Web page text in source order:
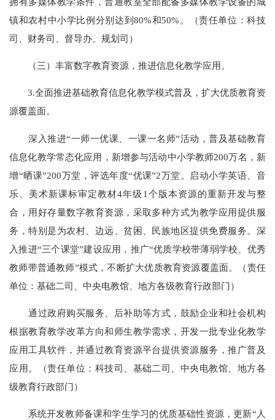
镇和农村中小学比例分别达到80%和50%。（责任单位：科技
司、财务司、督导办、规划司）
（三）丰富数字教育资源，推进信息化教学应用。
3.全面推进基础教育信息化教学模式普及，扩大优质教育资
源覆盖面。
深入推进“一师一优课、一课一名师”活动，普及基础教育
信息化教学常态化应用，新增参与活动中小学教师200万名，新
增“晒课”200万堂，评选年度“优课”2万堂。启动小学英语、音
乐、美术新课标审定教材4年级1个版本资源的重新开发与整
合，用好存量数字教育资源，采取多种方式为教学应用提供服
务，特别是为农村、边远、贫困、民族地区提供免费服务。深
入推进“三个课堂”建设应用，推广“优质学校带薄弱学校、优秀
教师带普通教师”模式，不断扩大优质教育资源覆盖面。（责任
单位：基础二司、中央电教馆、地方各级教育行政部门）
通过政府购买服务、后补助等方式，鼓励企业和社会机构
根据教育教学改革方向和师生教学需求，开发一批专业化教学
应用工具软件，并通过教育资源平台提供资源服务，推广普及
应用。（责任单位：科技司、基础二司、中央电教馆、地方各
级教育行政部门）
系统开发教师备课和学生学习的优质基础性资源，更新“人